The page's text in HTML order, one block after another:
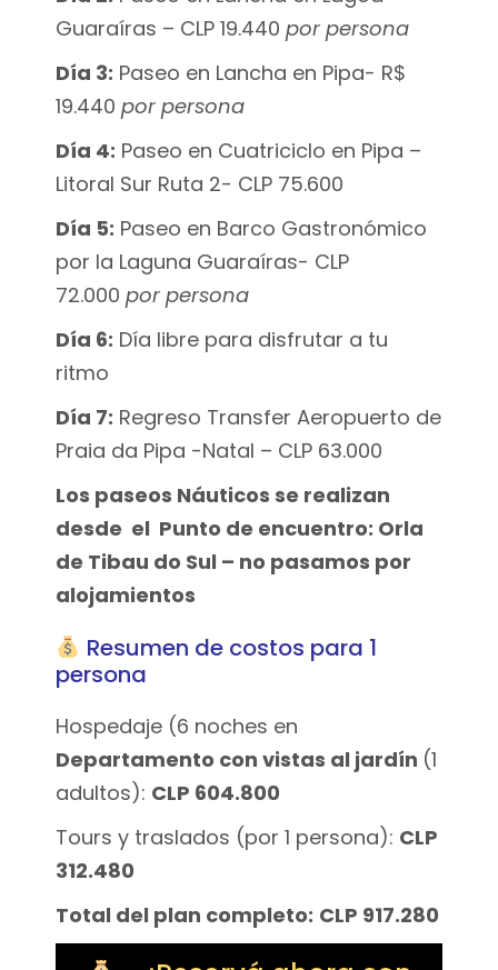
Guaraíras – CLP 19.440 por persona
Día 3: Paseo en Lancha en Pipa- R$
19.440 por persona
Día 4: Paseo en Cuatriciclo en Pipa –
Litoral Sur Ruta 2- CLP 75.600
Día 5: Paseo en Barco Gastronómico
por la Laguna Guaraíras- CLP
72.000 por persona
Día 6: Día libre para disfrutar a tu
ritmo
Día 7: Regreso Transfer Aeropuerto de
Praia da Pipa -Natal – CLP 63.000
Los paseos Náuticos se realizan
desde el Punto de encuentro: Orla
de Tibau do Sul – no pasamos por
alojamientos
Resumen de costos para 1
persona
Hospedaje (6 noches en
Departamento con vistas al jardín (1
adultos): CLP 604.800
Tours y traslados (por 1 persona): CLP
312.480
Total del plan completo: CLP 917.280